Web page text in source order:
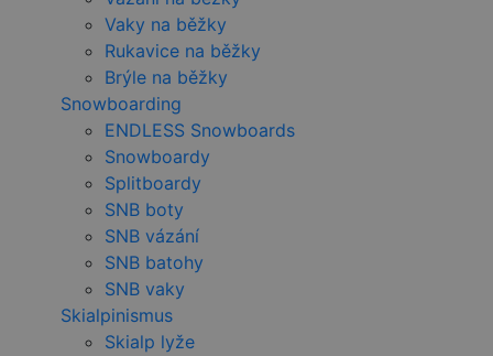
Vaky na běžky
Rukavice na běžky
Brýle na běžky
Snowboarding
ENDLESS Snowboards
Snowboardy
Splitboardy
SNB boty
SNB vázání
SNB batohy
SNB vaky
Skialpinismus
Skialp lyže